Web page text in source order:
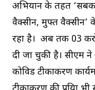
अभियान के तहत
वैक्सीन, मुफ्त वैक्सीन’
रहा है। अब तक 03
दी जा चुकी है। सीएम
कोविड टीकाकरण